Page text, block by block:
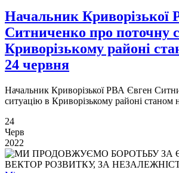
Начальник Криворізької
Ситниченко про поточну
Криворізькому районі
24 червня
Начальник Криворізької РВА Євген
ситуацію в Криворізькому районі станом
24
Черв
2022